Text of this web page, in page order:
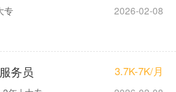
专 2026-02-08
务员 3.7K-7K/月